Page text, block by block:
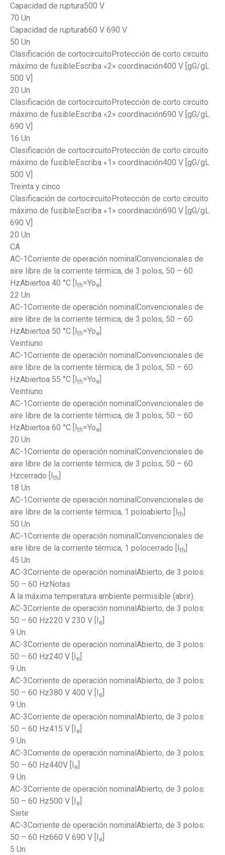
Capacidad de ruptura500 V
70 Un
Capacidad de ruptura660 V 690 V
50 Un
Clasificación de cortocircuitoProtección de corto circuito
máximo de fusibleEscriba «2» coordinación400 V [gG/gL
500 V]
20 Un
Clasificación de cortocircuitoProtección de corto circuito
máximo de fusibleEscriba «2» coordinación690 V [gG/gL
690 V]
16 Un
Clasificación de cortocircuitoProtección de corto circuito
máximo de fusibleEscriba «1» coordinación400 V [gG/gL
500 V]
Treinta y cinco
Clasificación de cortocircuitoProtección de corto circuito
máximo de fusibleEscriba «1» coordinación690 V [gG/gL
690 V]
20 Un
CA
AC-1Corriente de operación nominalConvencionales de
aire libre de la corriente térmica, de 3 polos, 50 – 60
HzAbiertoa 40 °C [Ith=Yoe
22 Un
AC-1Corriente de operación nominalConvencionales de
aire libre de la corriente térmica, de 3 polos, 50 – 60
HzAbiertoa 50 °C [Ith=Yoe
Veintiuno
AC-1Corriente de operación nominalConvencionales de
aire libre de la corriente térmica, de 3 polos, 50 – 60
HzAbiertoa 55 °C [Ith=Yoe
Veintiuno
AC-1Corriente de operación nominalConvencionales de
aire libre de la corriente térmica, de 3 polos, 50 – 60
HzAbiertoa 60 °C [Ith=Yoe
20 Un
AC-1Corriente de operación nominalConvencionales de
aire libre de la corriente térmica, de 3 polos, 50 – 60
Hzcerrado [Ith
18 Un
AC-1Corriente de operación nominalConvencionales de
aire libre de la corriente térmica, 1 poloabierto [Ith
50 Un
AC-1Corriente de operación nominalConvencionales de
aire libre de la corriente térmica, 1 polocerrado [Ith
45 Un
AC-3Corriente de operación nominalAbierto, de 3 polos:
50 – 60 HzNotas
A la máxima temperatura ambiente permisible (abrir).
AC-3Corriente de operación nominalAbierto, de 3 polos:
50 – 60 Hz220 V 230 V [I
e
9 Un
AC-3Corriente de operación nominalAbierto, de 3 polos:
50 – 60 Hz240 V [I
e
9 Un
AC-3Corriente de operación nominalAbierto, de 3 polos:
50 – 60 Hz380 V 400 V [I
e
9 Un
AC-3Corriente de operación nominalAbierto, de 3 polos:
50 – 60 Hz415 V [I
e
9 Un
AC-3Corriente de operación nominalAbierto, de 3 polos:
50 – 60 Hz440V [I
e
9 Un
AC-3Corriente de operación nominalAbierto, de 3 polos:
50 – 60 Hz500 V [I
e
Siete
AC-3Corriente de operación nominalAbierto, de 3 polos:
50 – 60 Hz660 V 690 V [I
e
5 Un